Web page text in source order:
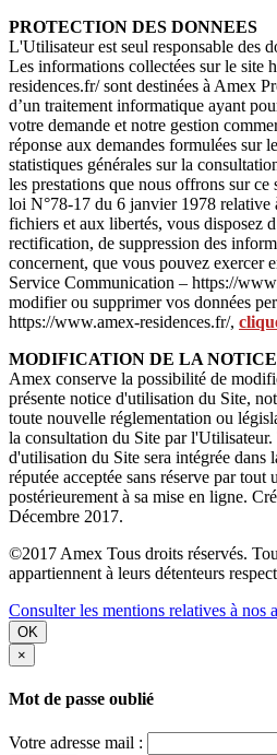
PROTECTION DES DONNEES
L'Utilisateur est seul responsable des
Les informations collectées sur le site
residences.fr/ sont destinées à Amex
d’un traitement informatique ayant
votre demande et notre gestion
réponse aux demandes formulées sur
statistiques générales sur la
les prestations que nous offrons sur
loi N°78-17 du 6 janvier 1978 relative
fichiers et aux libertés, vous disposez
rectification, de suppression des
concernent, que vous pouvez exercer
Service Communication – https://
modifier ou supprimer vos données
https://www.amex-residences.fr/,
MODIFICATION DE LA
Amex conserve la possibilité de
présente notice d'utilisation du Site,
toute nouvelle réglementation ou
la consultation du Site par
d'utilisation du Site sera intégrée dans
réputée acceptée sans réserve par tout
postérieurement à sa mise en ligne.
Décembre 2017.
©2017 Amex Tous droits réservés.
appartiennent à leurs détenteurs
Consulter les mentions relatives à nos
OK
×
Mot de passe oublié
Votre adresse mail :